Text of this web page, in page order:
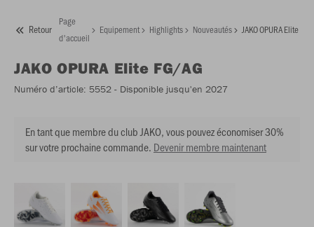
Retour
Page
d'accueil
Equipement Highlights Nouveautés JAKO OPURA Elite
JAKO OPURA Elite FG/AG
Numéro d’article: 5552 - Disponible jusqu'en 2027
En tant que membre du club JAKO, vous pouvez économiser 30%
sur votre prochaine commande. Devenir membre maintenant